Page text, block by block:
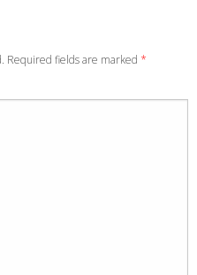
Required fields are marked *